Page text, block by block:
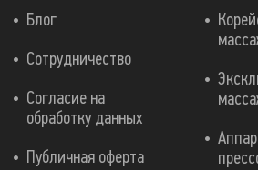
Блог
Сотрудничество
Согласие на
обработку данных
Публичная оферта